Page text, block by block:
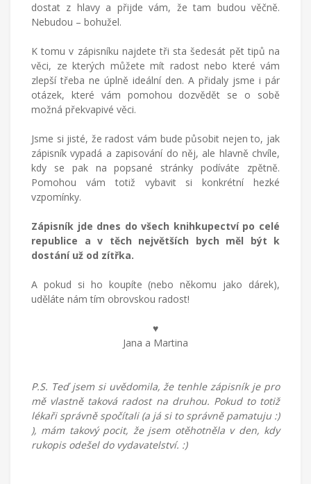
dostat z hlavy a přijde vám, že tam budou věčně.
Nebudou – bohužel.
K tomu v zápisníku najdete tři sta šedesát pět tipů na
věci, ze kterých můžete mít radost nebo které vám
zlepší třeba ne úplně ideální den. A přidaly jsme i pár
otázek, které vám pomohou dozvědět se o sobě
možná překvapivé věci.
Jsme si jisté, že radost vám bude působit nejen to, jak
zápisník vypadá a zapisování do něj, ale hlavně chvíle,
kdy se pak na popsané stránky podíváte zpětně.
Pomohou vám totiž vybavit si konkrétní hezké
vzpomínky.
Zápisník jde dnes do všech knihkupectví po celé
republice a v těch největších bych měl být k
dostání už od zítřka.
A pokud si ho koupíte (nebo někomu jako dárek),
uděláte nám tím obrovskou radost!
♥︎
Jana a Martina
P.S. Teď jsem si uvědomila, že tenhle zápisník je pro
mě vlastně taková radost na druhou. Pokud to totiž
lékaři správně spočítali (a já si to správně pamatuju :)
), mám takový pocit, že jsem otěhotněla v den, kdy
rukopis odešel do vydavatelství. :)